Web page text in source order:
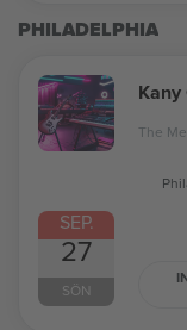
PHILADELPHIA
SEP.
27
SÖN
The